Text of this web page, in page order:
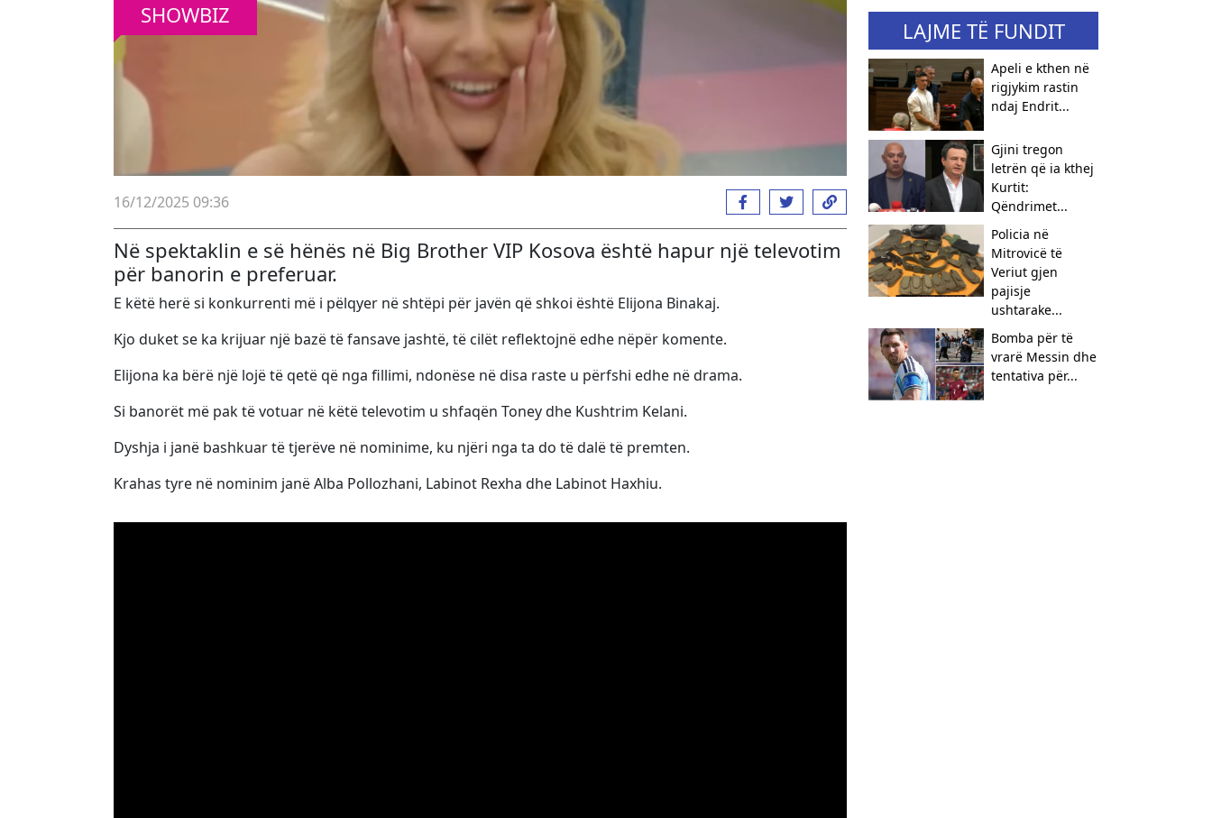
SHOWBIZ
16/12/2025 09:36
Në spektaklin e së hënës në Big Brother VIP Kosova është hapur një televotim
për banorin e preferuar.
E këtë herë si konkurrenti më i pëlqyer në shtëpi për javën që shkoi është Elijona Binakaj.
Kjo duket se ka krijuar një bazë të fansave jashtë, të cilët reflektojnë edhe nëpër komente.
Elijona ka bërë një lojë të qetë që nga fillimi, ndonëse në disa raste u përfshi edhe në drama.
Si banorët më pak të votuar në këtë televotim u shfaqën Toney dhe Kushtrim Kelani.
Dyshja i janë bashkuar të tjerëve në nominime, ku njëri nga ta do të dalë të premten.
Krahas tyre në nominim janë Alba Pollozhani, Labinot Rexha dhe Labinot Haxhiu.
LAJME TË FUNDIT
Apeli e kthen në
rigjykim rastin
ndaj Endrit...
Gjini tregon
letrën që ia kthej
Kurtit:
Qëndrimet...
​Policia në
Mitrovicë të
Veriut gjen
pajisje
ushtarake...
Bomba për të
vrarë Messin dhe
tentativa për...